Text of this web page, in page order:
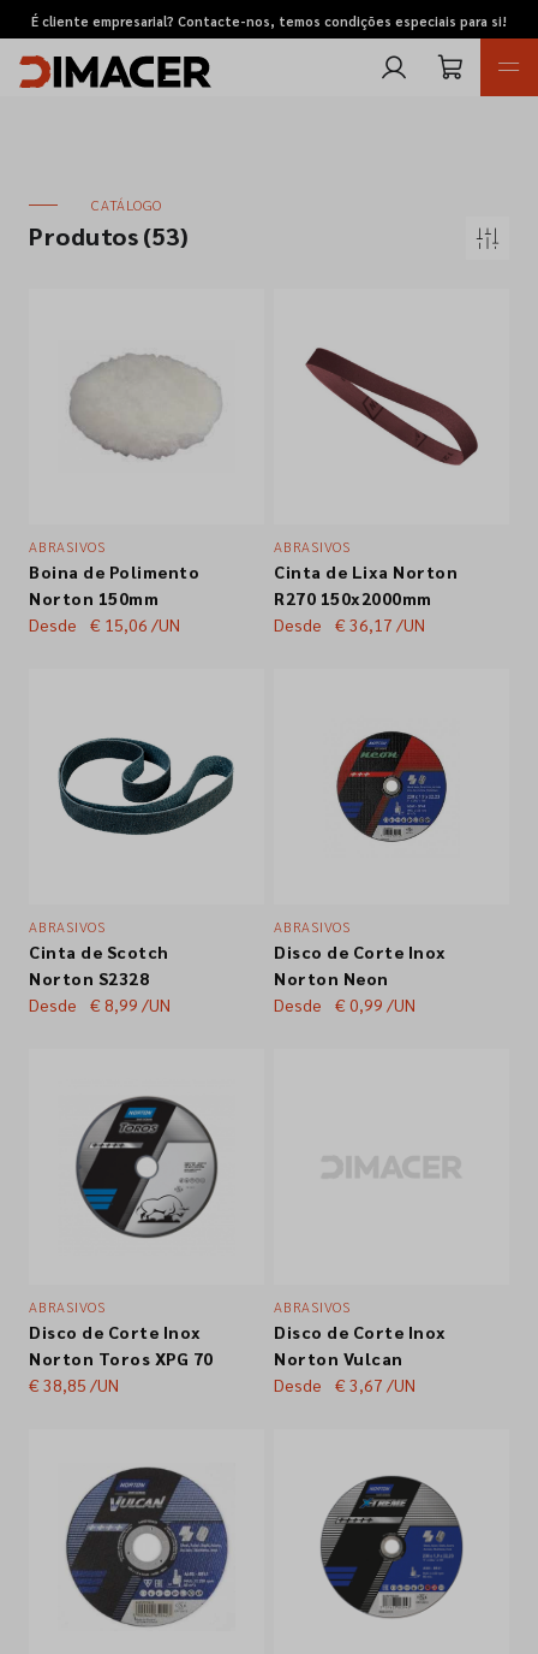
É cliente empresarial? Contacte-nos, temos condições especiais para si!
Pedidos de cotação
Empresa
Siga-nos nas redes sociais
CATÁLOGO
Produtos(53)
ABRASIVOS
Boina de Polimento
Norton 150mm
Desde
€ 15,06 /UN
ABRASIVOS
Cinta de Lixa Norton
R270 150x2000mm
Desde
€ 36,17 /UN
ABRASIVOS
Cinta de Scotch
Norton S2328
Desde
€ 8,99 /UN
ABRASIVOS
Disco de Corte Inox
Norton Neon
Desde
€ 0,99 /UN
ABRASIVOS
Disco de Corte Inox
Norton Toros XPG 70
€ 38,85 /UN
ABRASIVOS
Disco de Corte Inox
Norton Vulcan
Desde
€ 3,67 /UN